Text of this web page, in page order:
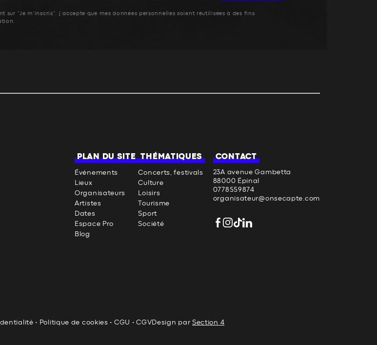
sur "Je m'inscris", j’accepte que mes données personnelles soient réutilisées à des fins
PLAN DU SITE
Événements
Lieux
Organisateurs
Artistes
Dates
Espace Pro
Blog
THÉMATIQUES
Concerts, festivals
Culture
Loisirs
Tourisme
Sport
Société
CONTACT
23A avenue Gambetta
88000 Épinal
0778559874
organisateur@onsecapte.com
• Politique de cookies • CGU •CGVDesign par Section 4